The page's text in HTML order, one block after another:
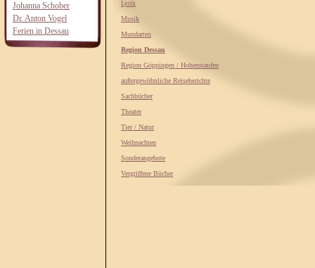
Johanna Schober
Dr. Anton Vogel
Ferien in Dessau
Lyrik
Musik
Mundarten
Region Dessau
Region Göppingen / Hohenstaufen
außergewöhnliche Reiseberichte
Sachbücher
Theater
Tier / Natur
Weihnachten
Sonderangebote
Vergriffene Bücher